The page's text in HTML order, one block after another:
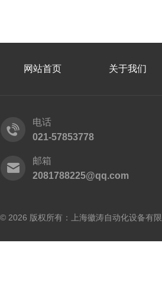
网站首页 关于我们
电话
021-57853778
邮箱
2081788225@qq.com
© 2026 版权所有：上海徽涛自动化设备有